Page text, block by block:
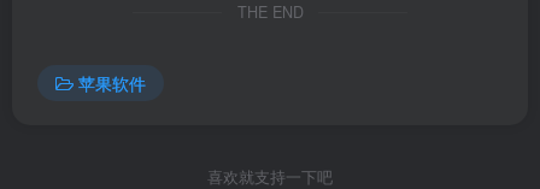
THE END
苹果软件
喜欢就支持一下吧